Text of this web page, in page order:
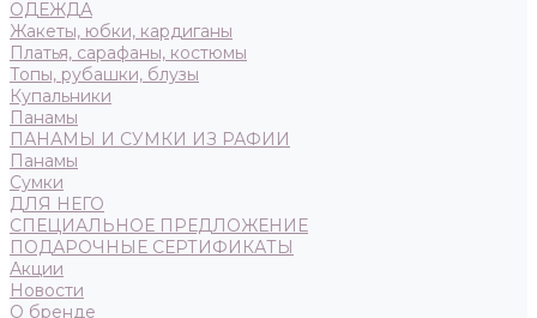
ОДЕЖДА
Жакеты, юбки, кардиганы
Платья, сарафаны, костюмы
Топы, рубашки, блузы
Купальники
Панамы
ПАНАМЫ И СУМКИ ИЗ РАФИИ
Панамы
Сумки
ДЛЯ НЕГО
СПЕЦИАЛЬНОЕ ПРЕДЛОЖЕНИЕ
ПОДАРОЧНЫЕ СЕРТИФИКАТЫ
Акции
Новости
О бренде